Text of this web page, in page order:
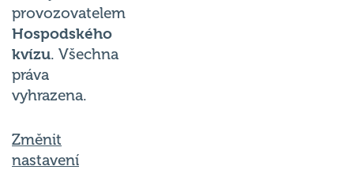
provozovatelem
Hospodského
kvízu. Všechna
práva
vyhrazena.
Změnit
nastavení